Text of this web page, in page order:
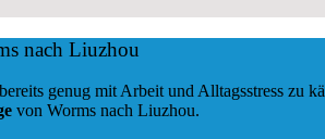
nach Liuzhou
genug mit Arbeit und Alltagsstress zu
von Worms nach Liuzhou.